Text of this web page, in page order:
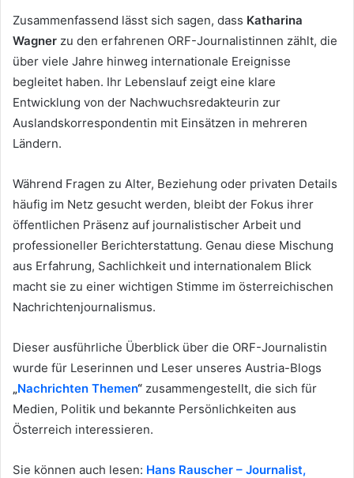
Zusammenfassend lässt sich sagen, dass Katharina
Wagner zu den erfahrenen ORF-Journalistinnen zählt, die
über viele Jahre hinweg internationale Ereignisse
begleitet haben. Ihr Lebenslauf zeigt eine klare
Entwicklung von der Nachwuchsredakteurin zur
Auslandskorrespondentin mit Einsätzen in mehreren
Ländern.
Während Fragen zu Alter, Beziehung oder privaten Details
häufig im Netz gesucht werden, bleibt der Fokus ihrer
öffentlichen Präsenz auf journalistischer Arbeit und
professioneller Berichterstattung. Genau diese Mischung
aus Erfahrung, Sachlichkeit und internationalem Blick
macht sie zu einer wichtigen Stimme im österreichischen
Nachrichtenjournalismus.
Dieser ausführliche Überblick über die ORF-Journalistin
wurde für Leserinnen und Leser unseres Austria-Blogs
„Nachrichten Themen“ zusammengestellt, die sich für
Medien, Politik und bekannte Persönlichkeiten aus
Österreich interessieren.
Sie können auch lesen: Hans Rauscher – Journalist,